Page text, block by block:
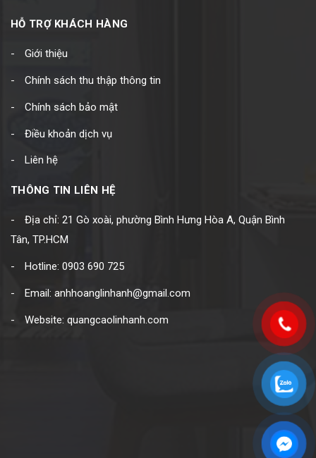
HỖ TRỢ KHÁCH HÀNG
Giới thiệu
Chính sách thu thập thông tin
Chính sách bảo mật
Điều khoản dịch vụ
Liên hệ
THÔNG TIN LIÊN HỆ
Địa chỉ: 21 Gò xoài, phường Bình Hưng Hòa A, Quận Bình
Tân, TP.HCM
Hotline: 0903 690 725
Email: anhhoanglinhanh@gmail.com
Website: quangcaolinhanh.com